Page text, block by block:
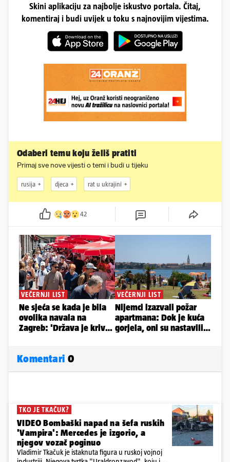
Skini aplikaciju za najbolje iskustvo portala. Čitaj,
komentiraj i budi uvijek u toku s najnovijim vijestima.
Odaberi temu koju želiš pratiti
Primaj sve nove vijesti o temi i budi u tijeku
rusija djeca rat u ukrajini
42
Komentari 0
TKO JE TKAČUK?
VIDEO Bombaški napad na šefa ruskih
'Vampira': Mercedes je izgorio, a
njegov vozač poginuo
Vladimir Tkačuk je istaknuta figura u ruskoj vojnoj